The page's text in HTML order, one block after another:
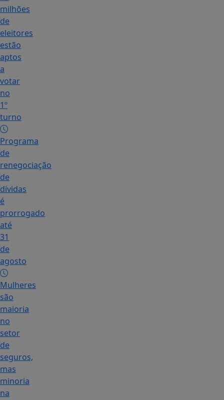
milhões
de
eleitores
estão
aptos
a
votar
no
1º
turno
Programa
de
renegociação
de
dívidas
é
prorrogado
até
31
de
agosto
Mulheres
são
maioria
no
setor
de
seguros,
mas
minoria
na